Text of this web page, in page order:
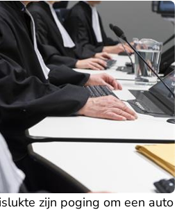
zijn poging om een auto